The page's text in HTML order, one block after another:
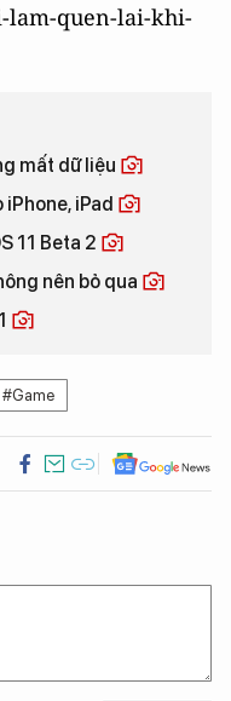
lam-quen-lai-khi-
mất dữ liệu
iPhone, iPad
11 Beta 2
nên bỏ qua
#Game